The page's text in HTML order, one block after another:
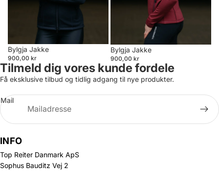
Bylgja Jakke
900,00 kr
Bylgja Jakke
900,00 kr
Tilmeld dig vores kunde fordele
Få eksklusive tilbud og tidlig adgang til nye produkter.
Mail
INFO
Top Reiter Danmark ApS
Sophus Bauditz Vej 2